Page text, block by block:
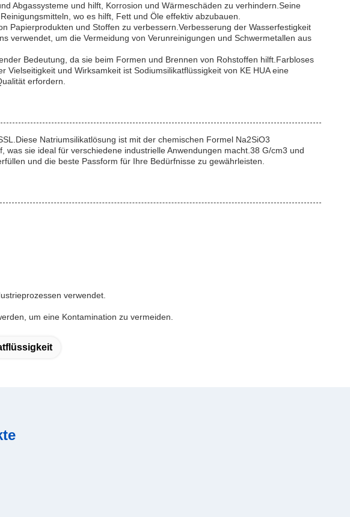
Abgassysteme und hilft, Korrosion und Wärmeschäden zu verhindern.Seine
wo es hilft, Fett und Öle effektiv abzubauen.
Papierprodukten und Stoffen zu verbessern.Verbesserung der Wasserfestigkeit
verwendet, um die Vermeidung von Verunreinigungen und Schwermetallen aus
Bedeutung, da sie beim Formen und Brennen von Rohstoffen hilft.Farbloses
und Wirksamkeit ist Sodiumsilikatflüssigkeit von KE HUA eine
erfordern.
Natriumsilikatlösung ist mit der chemischen Formel Na2SiO3
sie ideal für verschiedene industrielle Anwendungen macht.38 G/cm3 und
und die beste Passform für Ihre Bedürfnisse zu gewährleisten.
verwendet.
um eine Kontamination zu vermeiden.